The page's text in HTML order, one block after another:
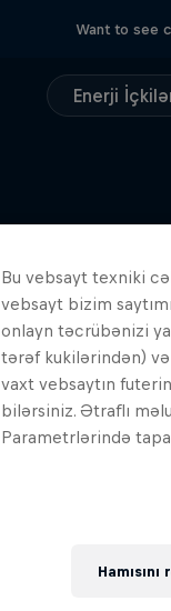
Want to see
Enerji
Bu vebsayt texniki
vebsayt bizim
onlayn təcrübənizi
tərəf kukilərindən)
vaxt vebsaytın
bilərsiniz. Ətraflı
Parametrlərində